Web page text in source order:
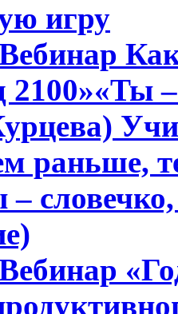
игру
2100»«Ты
раньше,